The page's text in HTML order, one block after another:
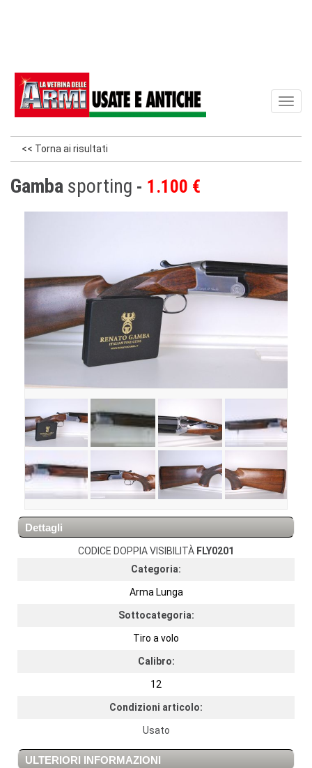
<< Torna ai risultati
Gamba sporting 1.100 €
Dettagli
CODICE DOPPIA VISIBILITÀ FLY0201
Categoria:
Arma Lunga
Sottocategoria:
Tiro a volo
Calibro:
12
Condizioni articolo:
Usato
ULTERIORI INFORMAZIONI